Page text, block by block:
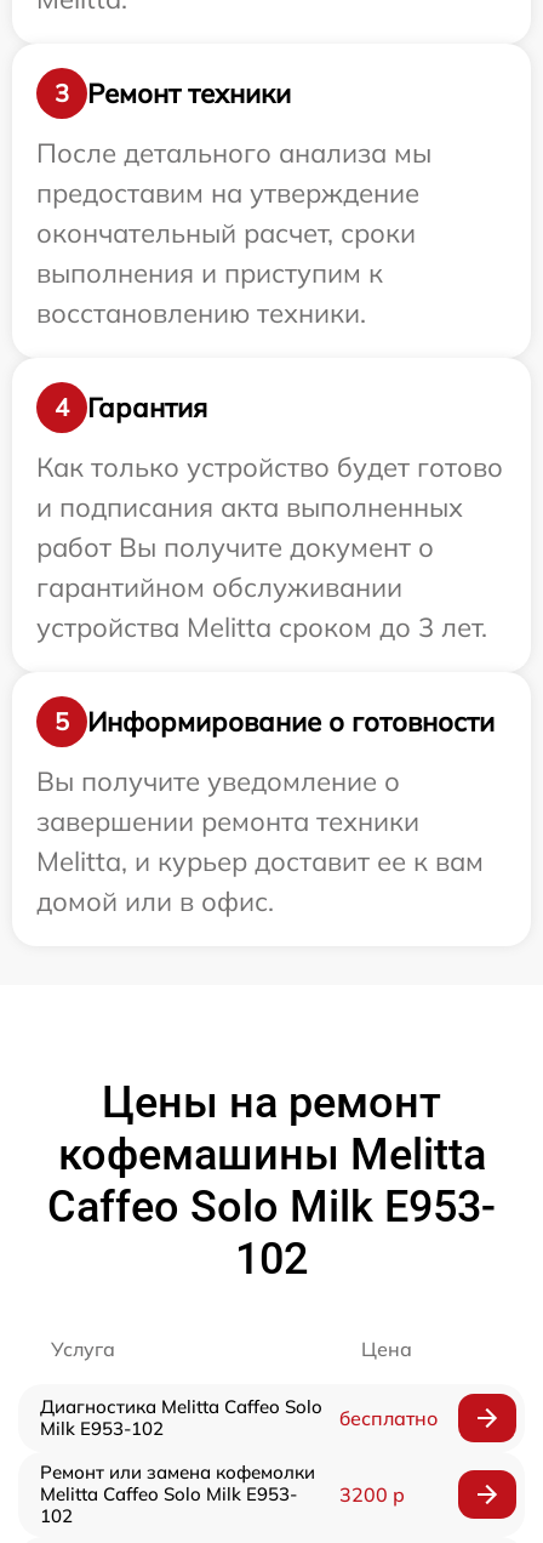
3
Ремонт техники
После детального анализа мы
предоставим на утверждение
окончательный расчет, сроки
выполнения и приступим к
восстановлению техники.
4
Гарантия
Как только устройство будет готово
и подписания акта выполненных
работ Вы получите документ о
гарантийном обслуживании
устройства Melitta сроком до 3 лет.
5
Информирование о готовности
Вы получите уведомление о
завершении ремонта техники
Melitta, и курьер доставит ее к вам
домой или в офис.
Цены на ремонт
кофемашины Melitta
Caffeo Solo Milk E953-
102
Услуга Цена
Диагностика Melitta Caffeo Solo
Milk E953-102
бесплатно
Ремонт или замена кофемолки
Melitta Caffeo Solo Milk E953-
102
3200 р